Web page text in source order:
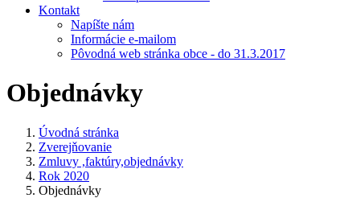
Kontakt
Napíšte nám
Informácie e-mailom
Pôvodná web stránka obce - do 31.3.2017
Objednávky
Úvodná stránka
Zverejňovanie
Zmluvy ,faktúry,objednávky
Rok 2020
Objednávky